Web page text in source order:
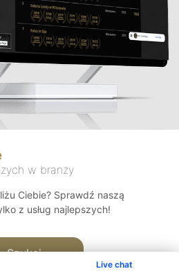
Live chat
w branży
Ciebie? Sprawdź naszą
z usług najlepszych!
Szukaj